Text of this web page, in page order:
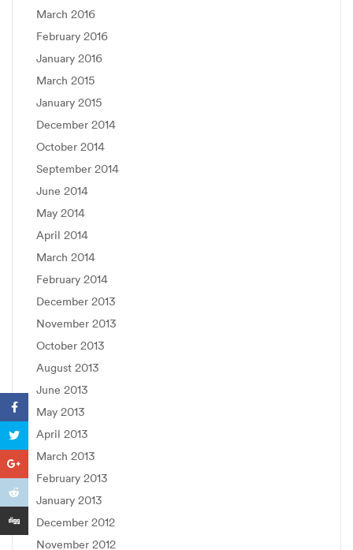
March 2016
February 2016
January 2016
March 2015
January 2015
December 2014
October 2014
September 2014
June 2014
May 2014
April 2014
March 2014
February 2014
December 2013
November 2013
October 2013
August 2013
June 2013
May 2013
April 2013
March 2013
February 2013
January 2013
December 2012
November 2012